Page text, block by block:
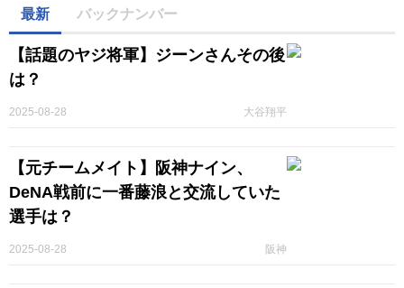
最新 バックナンバー
【話題のヤジ将軍】ジーンさんその後
は？
大谷翔平
2025-08-28
【元チームメイト】阪神ナイン、
DeNA戦前に一番藤浪と交流していた
選手は？
阪神
2025-08-28